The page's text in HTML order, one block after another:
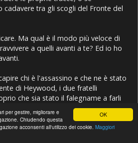
OK
per gestire, migliorare e
Chiudendo questa
acconsenti all'utilizzo dei cookie. Maggiori
cadavere tra gli scogli del Fronte del
Ma qual è il modo più veloce di
a quelli avanti a te? Ed io ho
chi è l'assassino e che ne è stato
di Heywood, i due fratelli
che sia stato il falegname a farli
E in cambio di cosa.
dagli accenti esotici, da dove sono
l'